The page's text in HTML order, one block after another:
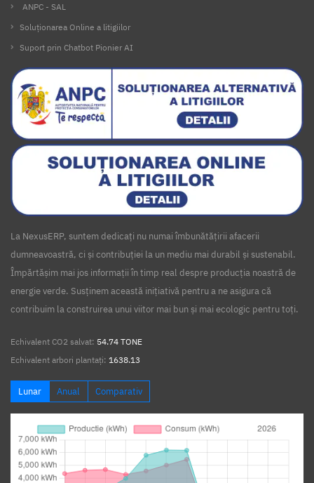
ANPC - SAL
Soluționarea Online a litigiilor
Suport prin Chatbot Pionier AI
La NexusERP, suntem dedicați nu numai îmbunătățirii afacerii
dumneavoastră, ci și contribuției la un mediu mai durabil și sustenabil.
Împărtășim mai jos informații în timp real despre producția noastră de
energie verde. Susținem această inițiativă pentru a ne asigura că
contribuim la construirea unui viitor mai bun și mai ecologic pentru toți.
Echivalent CO2 salvat: 54.74 TONE
Echivalent arbori plantați: 1638.13
Lunar Anual Comparativ